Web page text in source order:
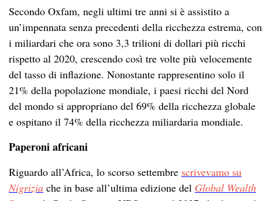
Secondo Oxfam, negli ultimi tre anni si è assistito a
un’impennata senza precedenti della ricchezza estrema, con
i miliardari che ora sono 3,3 trilioni di dollari più ricchi
rispetto al 2020, crescendo così tre volte più velocemente
del tasso di inflazione. Nonostante rappresentino solo il
21% della popolazione mondiale, i paesi ricchi del Nord
del mondo si appropriano del 69% della ricchezza globale
e ospitano il 74% della ricchezza miliardaria mondiale.
Paperoni africani
Riguardo all’Africa, lo scorso settembre scrivevamo su
Nigrizia che in base all’ultima edizione del Global Wealth